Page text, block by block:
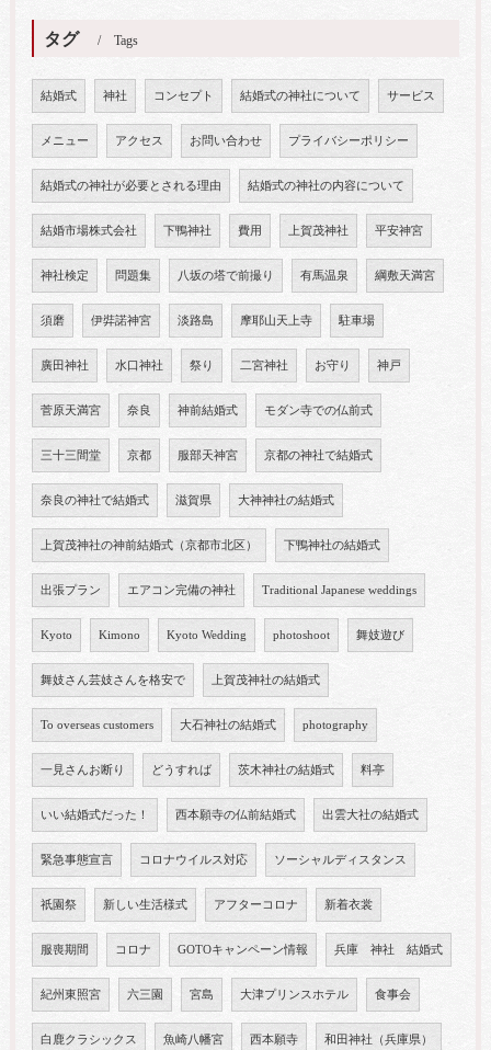
タグ Tags
結婚式 神社 コンセプト 結婚式の神社について サービス
メニュー アクセス お問い合わせ プライバシーポリシー
結婚式の神社が必要とされる理由 結婚式の神社の内容について
結婚市場株式会社 下鴨神社 費用 上賀茂神社 平安神宮
神社検定 問題集 八坂の塔で前撮り 有馬温泉 綱敷天満宮
須磨 伊弉諾神宮 淡路島 摩耶山天上寺 駐車場
廣田神社 水口神社 祭り 二宮神社 お守り 神戸
菅原天満宮 奈良 神前結婚式 モダン寺での仏前式
三十三間堂 京都 服部天神宮 京都の神社で結婚式
奈良の神社で結婚式 滋賀県 大神神社の結婚式
上賀茂神社の神前結婚式（京都市北区） 下鴨神社の結婚式
出張プラン エアコン完備の神社 Traditional Japanese weddings
Kyoto Kimono Kyoto Wedding photoshoot 舞妓遊び
舞妓さん芸妓さんを格安で 上賀茂神社の結婚式
To overseas customers 大石神社の結婚式 photography
一見さんお断り どうすれば 茨木神社の結婚式 料亭
いい結婚式だった！ 西本願寺の仏前結婚式 出雲大社の結婚式
緊急事態宣言 コロナウイルス対応 ソーシャルディスタンス
祇園祭 新しい生活様式 アフターコロナ 新着衣裳
服喪期間 コロナ GOTOキャンペーン情報 兵庫 神社 結婚式
紀州東照宮 六三園 宮島 大津プリンスホテル 食事会
白鹿クラシックス 魚崎八幡宮 西本願寺 和田神社（兵庫県）